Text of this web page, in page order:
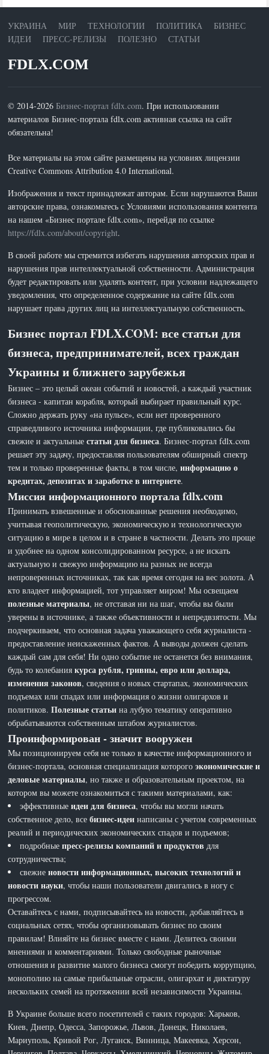
УКРАИНА МИР ТЕХНОЛОГИИ ПОЛИТИКА
БИЗНЕС
ИДЕИ
ПРЕСС-РЕЛИЗЫ ПОЛЕЗНО СТАТЬИ
FDLX.COM
© 2014-2026 Бизнес-портал fdlx.com. При использовании
материалов Бизнес-портала fdlx.com активная ссылка на сайт
обязательна!
Все материалы на этом сайте размещены на условиях лицензии
Creative Commons Attribution 4.0 International.
Изображения и текст принадлежат авторам. Если нарушаются Ваши
авторские права, ознакомьтесь с Условиями использования контента
на нашем «Бизнес портале fdlx.com», перейдя по ссылке
https://fdlx.com/about/copyright.
В своей работе мы стремится избегать нарушения авторских прав и
нарушения прав интеллектуальной собственности. Администрация
будет редактировать или удалять контент, при условии надлежащего
уведомления, что определенное содержание на сайте fdlx.com
нарушает права других лиц на интеллектуальную собственность.
Бизнес портал FDLX.COM: все статьи для
бизнеса, предпринимателей, всех граждан
Украины и ближнего зарубежья
Бизнес – это целый океан событий и новостей, а каждый участник
бизнеса - капитан корабля, который выбирает правильный курс.
Сложно держать руку «на пульсе», если нет проверенного
справедливого источника информации, где публиковались бы
свежие и актуальныестатьи для бизнеса. Бизнес-портал fdlx.com
решает эту задачу, предоставляя пользователям обширный спектр
тем и только проверенные факты, в том числе,информацию о
кредитах, депозитах и заработке в интернете.
Миссия информационного портала fdlx.com
Принимать взвешенные и обоснованные решения необходимо,
учитывая геополитическую, экономическую и технологическую
ситуацию в мире в целом и в стране в частности. Делать это проще
и удобнее на одном консолидированном ресурсе, а не искать
актуальную и свежую информацию на разных не всегда
непроверенных источниках, так как время сегодня на вес золота. А
кто владеет информацией, тот управляет миром! Мы освещаем
полезные материалы, не отставая ни на шаг, чтобы вы были
уверены в источнике, а также объективности и непредвзятости. Мы
подчеркиваем, что основная задача уважающего себя журналиста -
предоставление неискаженных фактов. А выводы должен сделать
каждый сам для себя! Ни одно событие не останется без внимания,
будь то колебаниякурса рубля, гривны, евро или доллара,
изменения законов, сведения о новых стартапах, экономических
подъемах или спадах или информация о жизни олигархов и
политиков.Полезные статьи на лубую тематику оперативно
обрабатываются собственным штабом журналистов.
Проинформирован - значит вооружен
Мы позиционируем себя не только в качестве информационного и
бизнес-портала, основная специализация которогоэкономические и
деловые материалы, но также и образовательным проектом, на
котором вы можете ознакомиться с такими материалами, как:
эффективныеидеи для бизнеса, чтобы вы могли начать
собственное дело, всебизнес-идеи написаны с учетом современных
реалий и периодических экономических спадов и подъемов;
подробныепресс-релизы компаний и продуктов для
сотрудничества;
свежиеновости информационных, высоких технологий и
новости науки, чтобы наши пользователи двигались в ногу с
прогрессом.
Оставайтесь с нами, подписывайтесь на новости, добавляйтесь в
социальных сетях, чтобы организовывать бизнес по своим
правилам! Влияйте на бизнес вместе с нами. Делитесь своими
мнениями и комментариями. Только свободные рыночные
отношения и развитие малого бизнеса смогут победить коррупцию,
монополию на самые прибыльные отрасли, олигархат и диктатуру
нескольких семей на протяжении всей независимости Украины.
В Украине больше всего посетителей с таких городов: Харьков,
Киев, Днепр, Одесса, Запорожье, Львов, Донецк, Николаев,
Мариуполь, Кривой Рог, Луганск, Винница, Макеевка, Херсон,